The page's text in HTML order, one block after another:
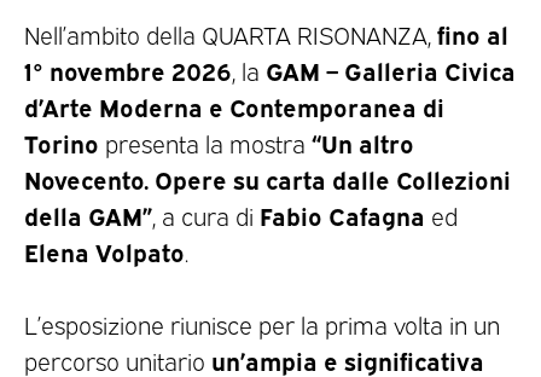
Nell’ambito della QUARTA RISONANZA, fino al
1° novembre 2026 , la GAM – Galleria Civica
d’Arte Moderna e Contemporanea di
Torino presenta la mostra “Un altro
Novecento. Opere su carta dalle Collezioni
della GAM” , a cura di Fabio Cafagna ed
Elena Volpato
L’esposizione riunisce per la prima volta in un
percorso unitario un’ampia e significativa